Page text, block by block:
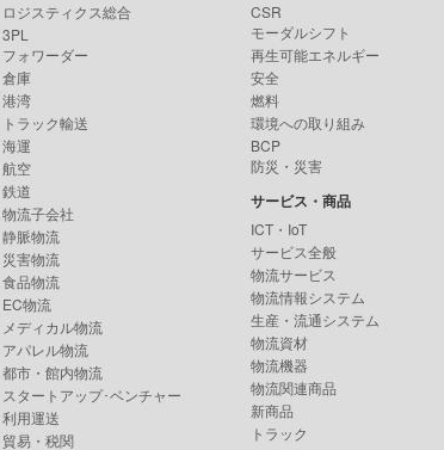
ロジスティクス総合
3PL
フォワーダー
倉庫
港湾
トラック輸送
海運
航空
鉄道
物流子会社
静脈物流
災害物流
食品物流
EC物流
メディカル物流
アパレル物流
都市・館内物流
スタートアップ･ベンチャー
利用運送
貿易・税関
CSR
モーダルシフト
再生可能エネルギー
安全
燃料
環境への取り組み
BCP
防災・災害
サービス・商品
ICT・IoT
サービス全般
物流サービス
物流情報システム
生産・流通システム
物流資材
物流機器
物流関連商品
新商品
トラック